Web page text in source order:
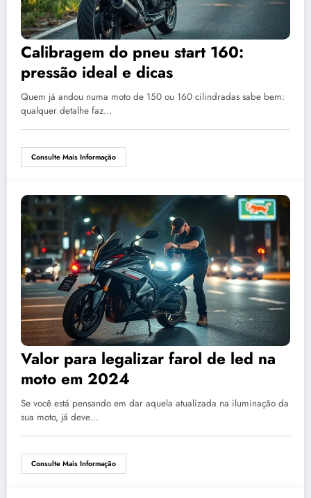
Calibragem do pneu start 160:
pressão ideal e dicas
Quem já andou numa moto de 150 ou 160 cilindradas sabe bem:
qualquer detalhe faz…
Consulte Mais Informação
Valor para legalizar farol de led na
moto em 2024
Se você está pensando em dar aquela atualizada na iluminação da
sua moto, já deve…
Consulte Mais Informação